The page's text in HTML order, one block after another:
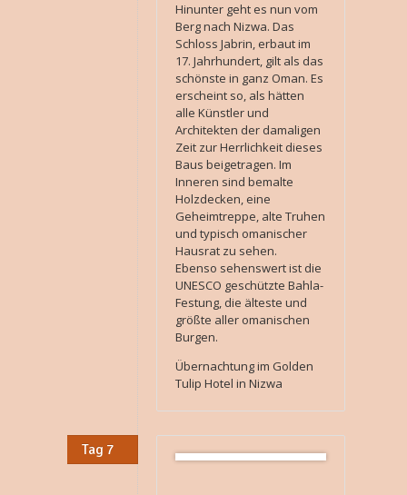
Hinunter geht es nun vom
Berg nach Nizwa. Das
Schloss Jabrin, erbaut im
17. Jahrhundert, gilt als das
schönste in ganz Oman. Es
erscheint so, als hätten
alle Künstler und
Architekten der damaligen
Zeit zur Herrlichkeit dieses
Baus beigetragen. Im
Inneren sind bemalte
Holzdecken, eine
Geheimtreppe, alte Truhen
und typisch omanischer
Hausrat zu sehen.
Ebenso sehenswert ist die
UNESCO geschützte Bahla-
Festung, die älteste und
größte aller omanischen
Burgen.
Übernachtung im Golden
Tulip Hotel in Nizwa
Tag 7